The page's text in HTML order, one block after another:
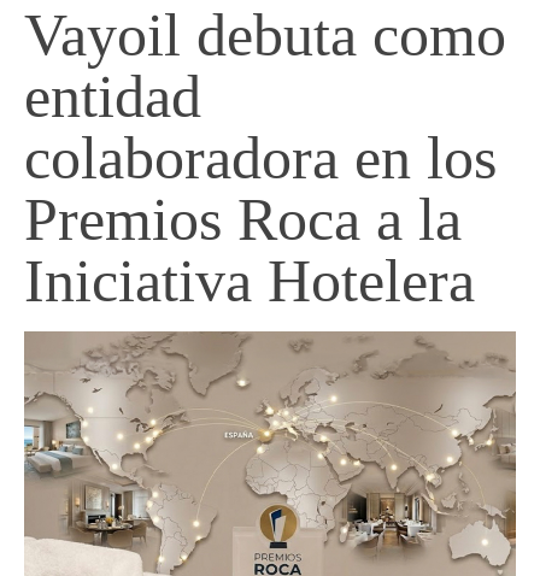
Vayoil debuta como
entidad
colaboradora en los
Premios Roca a la
Iniciativa Hotelera